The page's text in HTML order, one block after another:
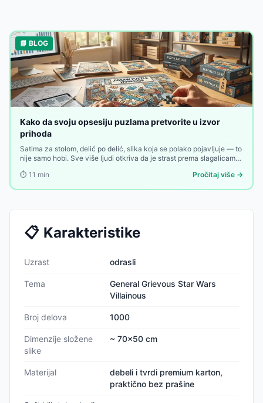
📘 BLOG
Kako da svoju opsesiju puzlama pretvorite u izvor
prihoda
Satima za stolom, delić po delić, slika koja se polako pojavljuje — to
nije samo hobi. Sve više ljudi otkriva da je strast prema slagalicama
⏱️ 11 min Pročitaj više →
📋 Karakteristike
Uzrast odrasli
Tema
General Grievous Star Wars
Villainous
Broj delova 1000
Dimenzije složene
slike
~ 70x50 cm
Materijal
debeli i tvrdi premium karton,
praktično bez prašine